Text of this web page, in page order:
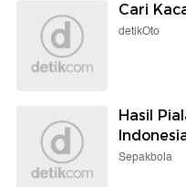
Cari
detikOto
Hasil
Sepakbola